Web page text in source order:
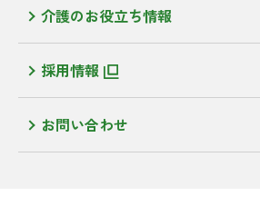
介護のお役立ち情報
採用情報
お問い合わせ